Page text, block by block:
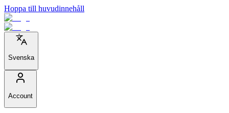
Hoppa till huvudinnehåll
Svenska
Account